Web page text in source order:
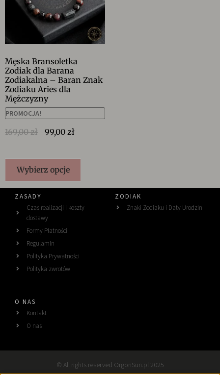
Męska Bransoletka
Zodiak dla Barana
Zodiakalna – Baran Znak
Zodiaku Aries dla
Mężczyzny
PROMOCJA!
169,00zł 99,00 zł
Wybierz opcje
ZASADY
Czas realizacji i koszty
dostawy
Formy Płatności
Regulamin
Polityka Prywatności
Polityka zwrotów
ZODIAK
Znaki Zodiaku i Daty Urodzin
O NAS
Kontakt
O nas
© All rights reserved OrgonSun.pl 2025